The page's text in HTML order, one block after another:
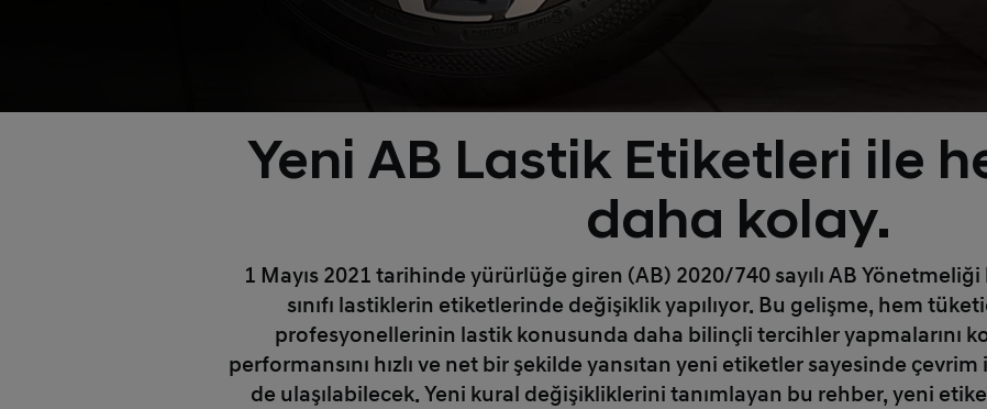
Yeni AB Lastik Etiketleri ile
daha kolay.
1 Mayıs 2021 tarihinde yürürlüğe giren (AB) 2020/740 sayılı AB Yönetmeliği
sınıfı lastiklerin etiketlerinde değişiklik yapılıyor. Bu gelişme, hem
profesyonellerinin lastik konusunda daha bilinçli tercihler yapmalarını
performansını hızlı ve net bir şekilde yansıtan yeni etiketler sayesinde
de ulaşılabilecek. Yeni kural değişikliklerini tanımlayan bu rehber, yeni